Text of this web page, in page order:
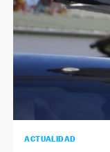
ACTUALIDAD